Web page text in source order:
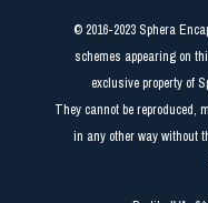
© 2016-2023 Sphera
schemes appearing on
exclusive property of
They cannot be reproduced,
in any other way without